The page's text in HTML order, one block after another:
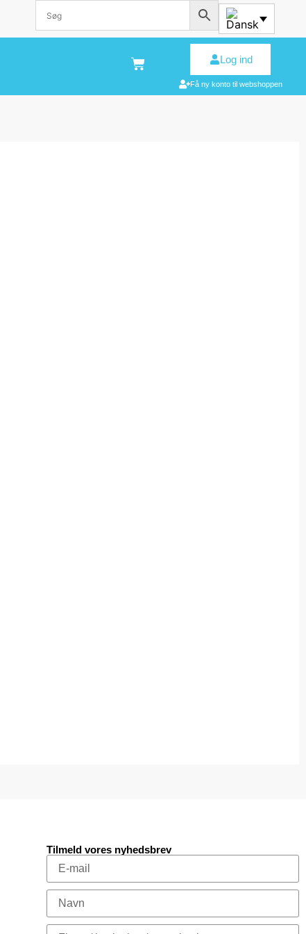
Log ind
Få ny konto til webshoppen
Tilmeld vores nyhedsbrev